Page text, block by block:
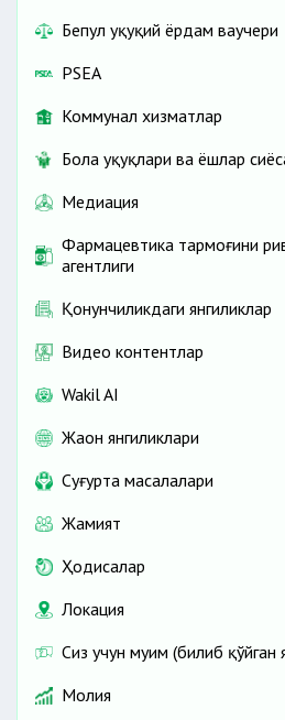
Бепул ҳуқуқий ёрдам ваучери
PSEA
Коммунал хизматлар
Бола ҳуқуқлари ва ёшлар
Медиация
Фармацевтика тармоғини
агентлиги
Қонунчиликдаги янгиликлар
Видео контентлар
Wakil AI
Жаҳон янгиликлари
Cуғурта масалалари
Жамият
Ҳодисалар
Локация
Сиз учун муҳим (билиб қўйган
Молия